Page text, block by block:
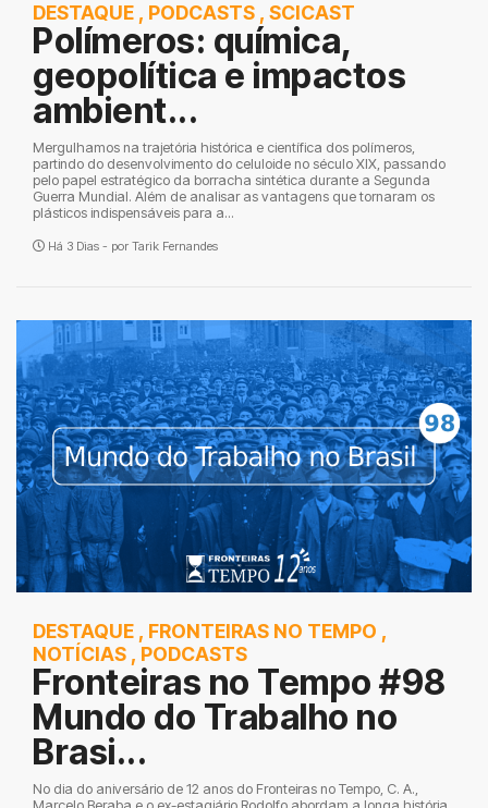
DESTAQUE , PODCASTS , SCICAST
Polímeros: química,
geopolítica e impactos
ambient...
Mergulhamos na trajetória histórica e científica dos polímeros,
partindo do desenvolvimento do celuloide no século XIX, passando
pelo papel estratégico da borracha sintética durante a Segunda
Guerra Mundial. Além de analisar as vantagens que tornaram os
plásticos indispensáveis para a...
Há 3 Dias - por Tarik Fernandes
DESTAQUE , FRONTEIRAS NO TEMPO ,
NOTÍCIAS , PODCASTS
Fronteiras no Tempo #98
Mundo do Trabalho no
Brasi...
No dia do aniversário de 12 anos do Fronteiras no Tempo, C. A.,